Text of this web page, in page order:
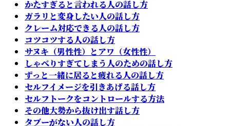
かたすぎると言われる人の話し方
ガラリと変身したい人の話し方
クレーム対応できる人の話し方
コツコツする人の話し方
サヌキ（男性性）とアワ（女性性）
しゃべりすぎてしまう人のための話し方
ずっと一緒に居ると疲れる人の話し方
セルフイメージを引きあげる話し方
セルフトークをコントロールする方法
その他大勢から抜け出す話し方
タブーがない人の話し方